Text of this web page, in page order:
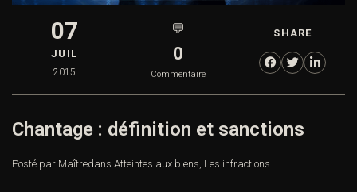
07
JUIL
2015
💬
0
Commentaire
SHARE
Chantage : définition et sanctions
Posté par Maîtredans Atteintes aux biens Les infractions